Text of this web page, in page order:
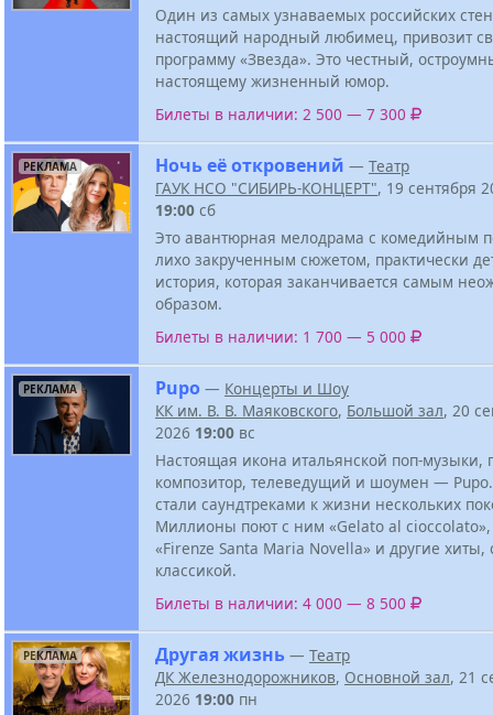
Один из самых узнаваемых российских
настоящий народный любимец, привозит
программу «Звезда». Это честный,
настоящему жизненный юмор.
Билеты в наличии: 2 500 — 7 300
РЕКЛАМА Ночь её откровений — Театр
ГАУК НСО "СИБИРЬ-КОНЦЕРТ", 19 сентября
19:00 сб
Это авантюрная мелодрама с комедийным
лихо закрученным сюжетом, практически
история, которая заканчивается самым
образом.
Билеты в наличии: 1 700 — 5 000
РЕКЛАМА Pupo — Концерты и Шоу
КК им. В. В. Маяковского, Большой зал, 20
2026 19:00 вс
Настоящая икона итальянской поп-музыки,
композитор, телеведущий и шоумен —
стали саундтреками к жизни нескольких
Миллионы поют с ним «Gelato al cioccolato»,
«Firenze Santa Maria Novella» и другие хиты,
классикой.
Билеты в наличии: 4 000 — 8 500
РЕКЛАМА Другая жизнь — Театр
ДК Железнодорожников, Основной зал, 21
2026 19:00 пн